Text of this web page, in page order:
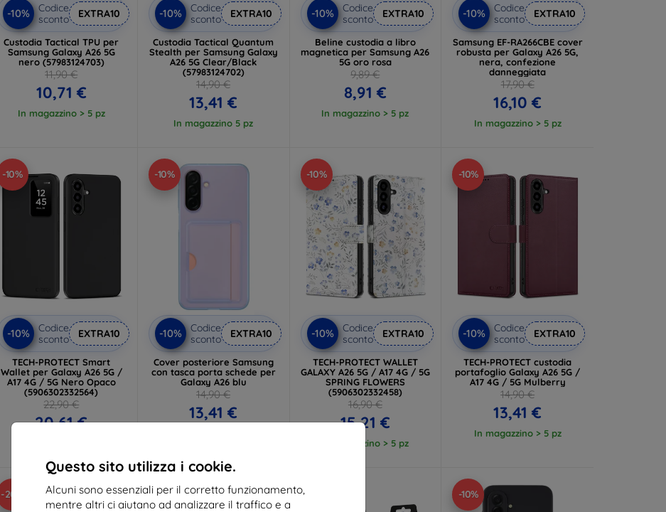
Questo sito utilizza i cookie.
Alcuni sono essenziali per il corretto funzionamento,
mentre altri ci aiutano ad analizzare il traffico e a
-10%
Codice
sconto
EXTRA10
Custodia Tactical TPU per
Samsung Galaxy A26 5G
nero (57983124703)
11,90 €
10,71 €
In magazzino > 5 pz
-10%
Codice
sconto
EXTRA10
Custodia Tactical Quantum
Stealth per Samsung Galaxy
A26 5G Clear/Black
(57983124702)
14,90 €
13,41 €
In magazzino 5 pz
-10%
Codice
sconto
EXTRA10
Beline custodia a libro
magnetica per Samsung A26
5G oro rosa
9,89 €
8,91 €
In magazzino > 5 pz
-10%
Codice
sconto
EXTRA10
Samsung EF-RA266CBE cover
robusta per Galaxy A26 5G,
nera, confezione
danneggiata
17,90 €
16,10 €
In magazzino > 5 pz
-10%
-10%
Codice
sconto
EXTRA10
TECH-PROTECT Smart
Wallet per Galaxy A26 5G /
A17 4G / 5G Nero Opaco
(5906302332564)
22,90 €
20,61 €
-10%
-10%
Codice
sconto
EXTRA10
Cover posteriore Samsung
con tasca porta schede per
Galaxy A26 blu
14,90 €
13,41 €
-10%
-10%
Codice
sconto
EXTRA10
TECH-PROTECT WALLET
GALAXY A26 5G / A17 4G / 5G
SPRING FLOWERS
(5906302332458)
16,90 €
15,21 €
In magazzino > 5 pz
-10%
-10%
Codice
sconto
EXTRA10
TECH-PROTECT custodia
portafoglio Galaxy A26 5G /
A17 4G / 5G Mulberry
14,90 €
13,41 €
In magazzino > 5 pz
-20% -47% -10%